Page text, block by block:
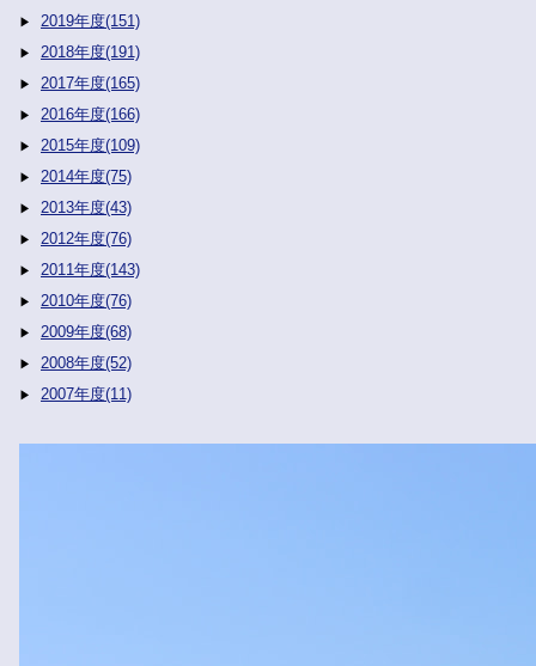
2019年度(151)
2018年度(191)
2017年度(165)
2016年度(166)
2015年度(109)
2014年度(75)
2013年度(43)
2012年度(76)
2011年度(143)
2010年度(76)
2009年度(68)
2008年度(52)
2007年度(11)